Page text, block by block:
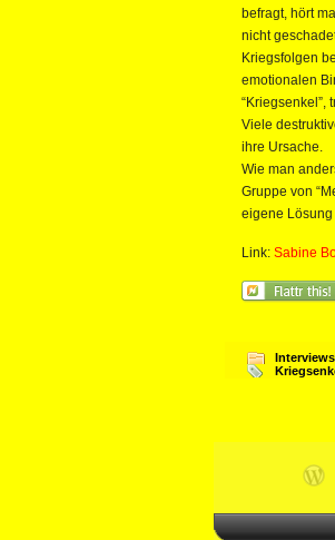
befragt, hört
nicht
Kriegsfolgen
emotionalen
“Kriegsenkel”,
Viele
ihre Ursache.
Wie man
Gruppe von
eigene
Link: Sabine
Interviews